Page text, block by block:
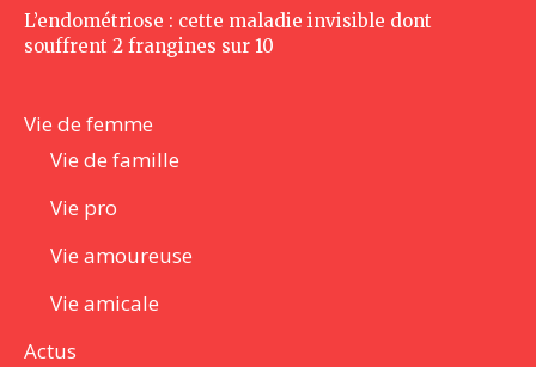
L’endométriose : cette maladie invisible dont
souffrent 2 frangines sur 10
Vie de femme
Vie de famille
Vie pro
Vie amoureuse
Vie amicale
Actus